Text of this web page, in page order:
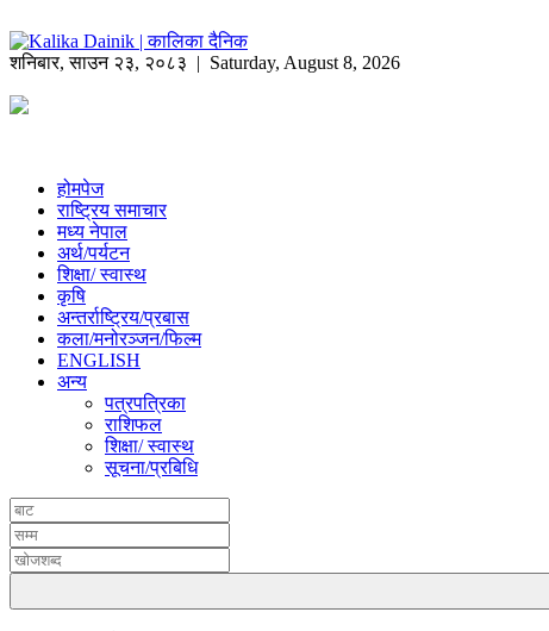
शनिबार,साउन २३, २०८३ | Saturday, August 8, 2026
होमपेज
राष्ट्रिय समाचार
मध्य नेपाल
अर्थ/पर्यटन
शिक्षा/ स्वास्थ
कृषि
अन्तर्राष्ट्रिय/प्रबास
कला/मनोरञ्जन/फिल्म
ENGLISH
अन्य
पत्रपत्रिका
राशिफल
शिक्षा/ स्वास्थ
सूचना/प्रबिधि